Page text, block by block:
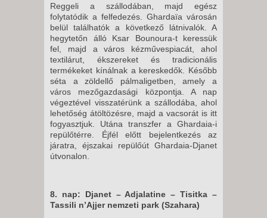
Reggeli a szállodában, majd egész
folytatódik a felfedezés. Ghardaïa városán
belül találhatók a következő látnivalók. A
hegytetőn álló Ksar Bounoura-t keressük
fel, majd a város kézművespiacát, ahol
textilárut, ékszereket és tradicionális
termékeket kínálnak a kereskedők. Később
séta a zöldellő pálmaligetben, amely a
város mezőgazdasági központja. A nap
végeztével visszatérünk a szállodába, ahol
lehetőség átöltözésre, majd a vacsorát is itt
fogyasztjuk. Utána transzfer a Ghardaia-i
repülőtérre. Éjfél előtt bejelentkezés az
járatra, éjszakai repülőút Ghardaia-Djanet
útvonalon.
8. nap: Djanet – Adjalatine – Tisitka –
Tassili n’Ajjer nemzeti park (Szahara)